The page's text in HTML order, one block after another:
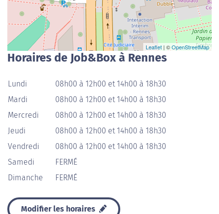
Leaflet | ©OpenStreetMap
Horaires de Job&Box à Rennes
Lundi
08h00 à 12h00 et 14h00 à 18h30
Mardi
08h00 à 12h00 et 14h00 à 18h30
Mercredi
08h00 à 12h00 et 14h00 à 18h30
Jeudi
08h00 à 12h00 et 14h00 à 18h30
Vendredi
08h00 à 12h00 et 14h00 à 18h30
Samedi
FERMÉ
Dimanche
FERMÉ
Modifier les horaires